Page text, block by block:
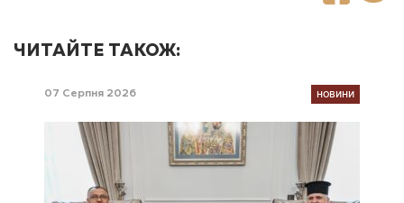
ЧИТАЙТЕ ТАКОЖ:
07 Серпня 2026 НОВИНИ